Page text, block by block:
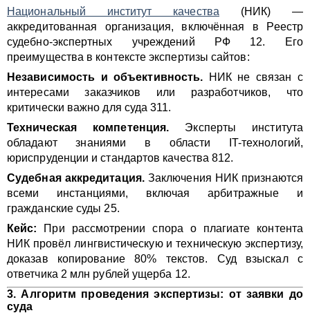
Национальный институт качества (НИК) —
аккредитованная организация, включённая в Реестр
судебно-экспертных учреждений РФ 12. Его
преимущества в контексте экспертизы сайтов:
Независимость и объективность. НИК не связан с
интересами заказчиков или разработчиков, что
критически важно для суда 311.
Техническая компетенция. Эксперты института
обладают знаниями в области IT-технологий,
юриспруденции и стандартов качества 812.
Судебная аккредитация.Заключения НИК признаются
всеми инстанциями, включая арбитражные и
гражданские суды 25.
Кейс: При рассмотрении спора о плагиате контента
НИК провёл лингвистическую и техническую экспертизу,
доказав копирование 80% текстов. Суд взыскал с
ответчика 2 млн рублей ущерба 12.
3. Алгоритм проведения экспертизы: от заявки до
суда